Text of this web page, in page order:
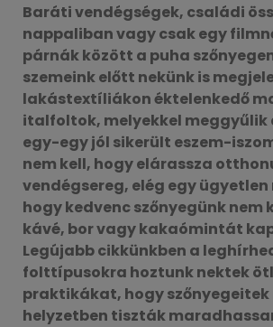
Baráti vendégségek, családi
nappaliban vagy csak egy
párnák között a puha
szemeink előtt nekünk is
lakástextíliákon éktelenkedő
italfoltok, melyekkel meggyűlik
egy-egy jól sikerült eszem-
nem kell, hogy elárassza
vendégsereg, elég egy
hogy kedvenc szőnyegünk nem
kávé, bor vagy kakaómintát
Legújabb cikkünkben a
folttípusokra hoztunk nektek
praktikákat, hogy szőnyegeitek
helyzetben tiszták